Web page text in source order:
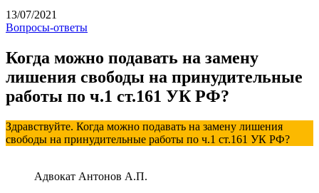
13/07/2021
Вопросы-ответы
Когда можно подавать на замену
лишения свободы на принудительные
работы по ч.1 ст.161 УК РФ?
Здравствуйте. Когда можно подавать на замену лишения
свободы на принудительные работы по ч.1 ст.161 УК РФ?
Адвокат Антонов А.П.